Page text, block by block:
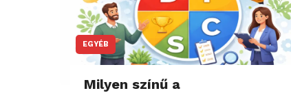
EGYÉB
Milyen színű a